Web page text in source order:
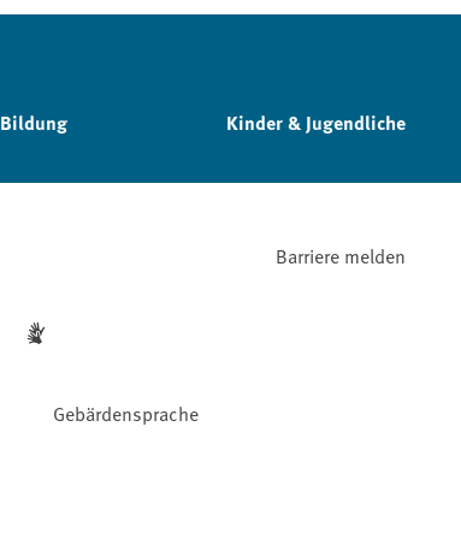
Bildung Kinder & Jugendliche
Gebärdensprache
Barriere melden